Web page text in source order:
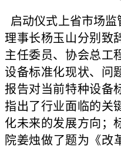
启动仪式上省市场
理事长杨玉山分别致
主任委员、协会总工
设备标准化现状、问
报告对当前特种设备
指出了行业面临的关
化未来的发展方向；
院姜烛做了题为《